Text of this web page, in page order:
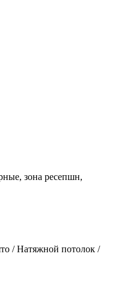
зона ресепшн,
/ Натяжной потолок /